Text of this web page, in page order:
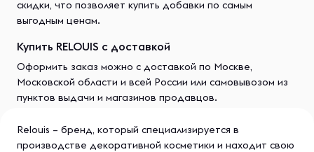
скидки, что позволяет купить добавки по самым
выгодным ценам.
Купить RELOUIS с доставкой
Оформить заказ можно с доставкой по Москве,
Московской области и всей России или самовывозом из
пунктов выдачи и магазинов продавцов.
Relouis – бренд, который специализируется в
производстве декоративной косметики и находит свою